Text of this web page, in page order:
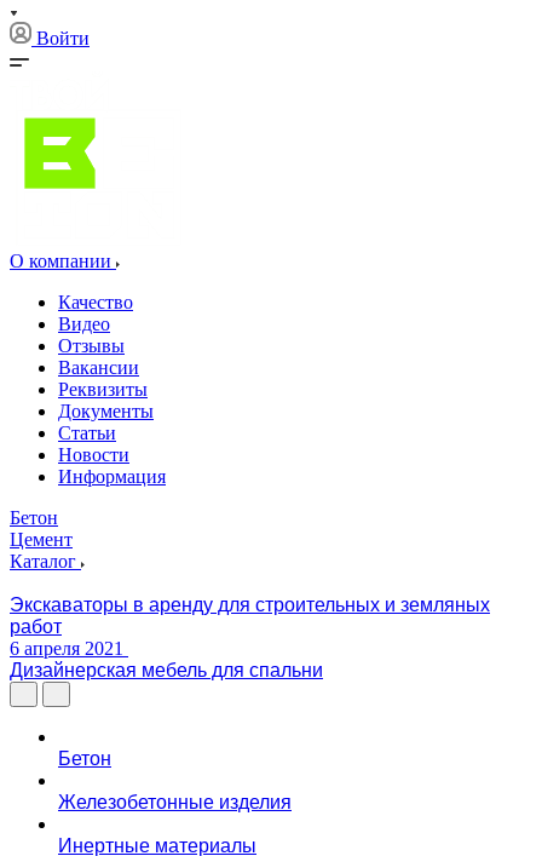
Войти
О компании
Качество
Видео
Отзывы
Вакансии
Реквизиты
Документы
Статьи
Новости
Информация
Бетон
Цемент
Каталог
Экскаваторы в аренду для строительных и земляных
работ
6 апреля 2021
Дизайнерская мебель для спальни
Бетон
Железобетонные изделия
Инертные материалы